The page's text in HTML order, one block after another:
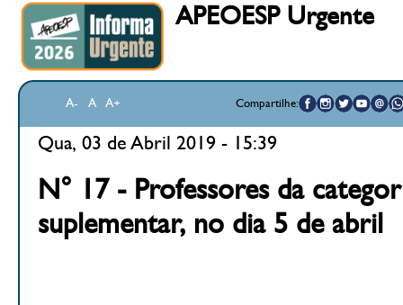
APEOESP Urgente
A- A A+ Compartilhe:
Qua, 03 de Abril 2019 - 15:39
N° 17 - Professores da
suplementar, no dia 5 de abril